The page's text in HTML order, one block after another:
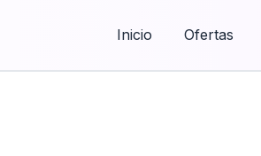
Inicio Ofertas